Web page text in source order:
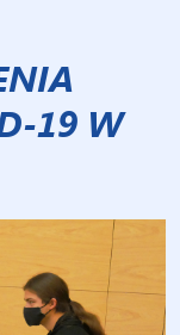
19 W